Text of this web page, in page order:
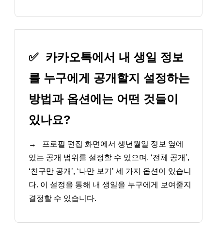
✅ 카카오톡에서 내 생일 정보
를 누구에게 공개할지 설정하는
방법과 옵션에는 어떤 것들이
있나요?
→
프로필 편집 화면에서 생년월일 정보 옆에
있는 공개 범위를 설정할 수 있으며, ‘전체 공개’,
‘친구만 공개’, ‘나만 보기’ 세 가지 옵션이 있습니
다. 이 설정을 통해 내 생일을 누구에게 보여줄지
결정할 수 있습니다.